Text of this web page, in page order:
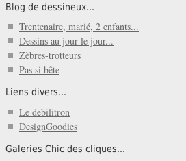
Blog de dessineux...
Trentenaire, marié, 2 enfants...
Dessins au jour le jour...
Zèbres-trotteurs
Pas si bête
Liens divers...
Le debilitron
DesignGoodies
Galeries Chic des cliques...